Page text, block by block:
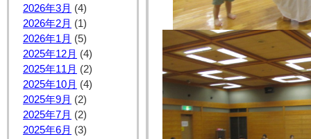
2026年3月 (4)
2026年2月 (1)
2026年1月 (5)
2025年12月 (4)
2025年11月 (2)
2025年10月 (4)
2025年9月 (2)
2025年7月 (2)
2025年6月 (3)